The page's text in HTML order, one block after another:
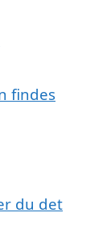
findes
du det